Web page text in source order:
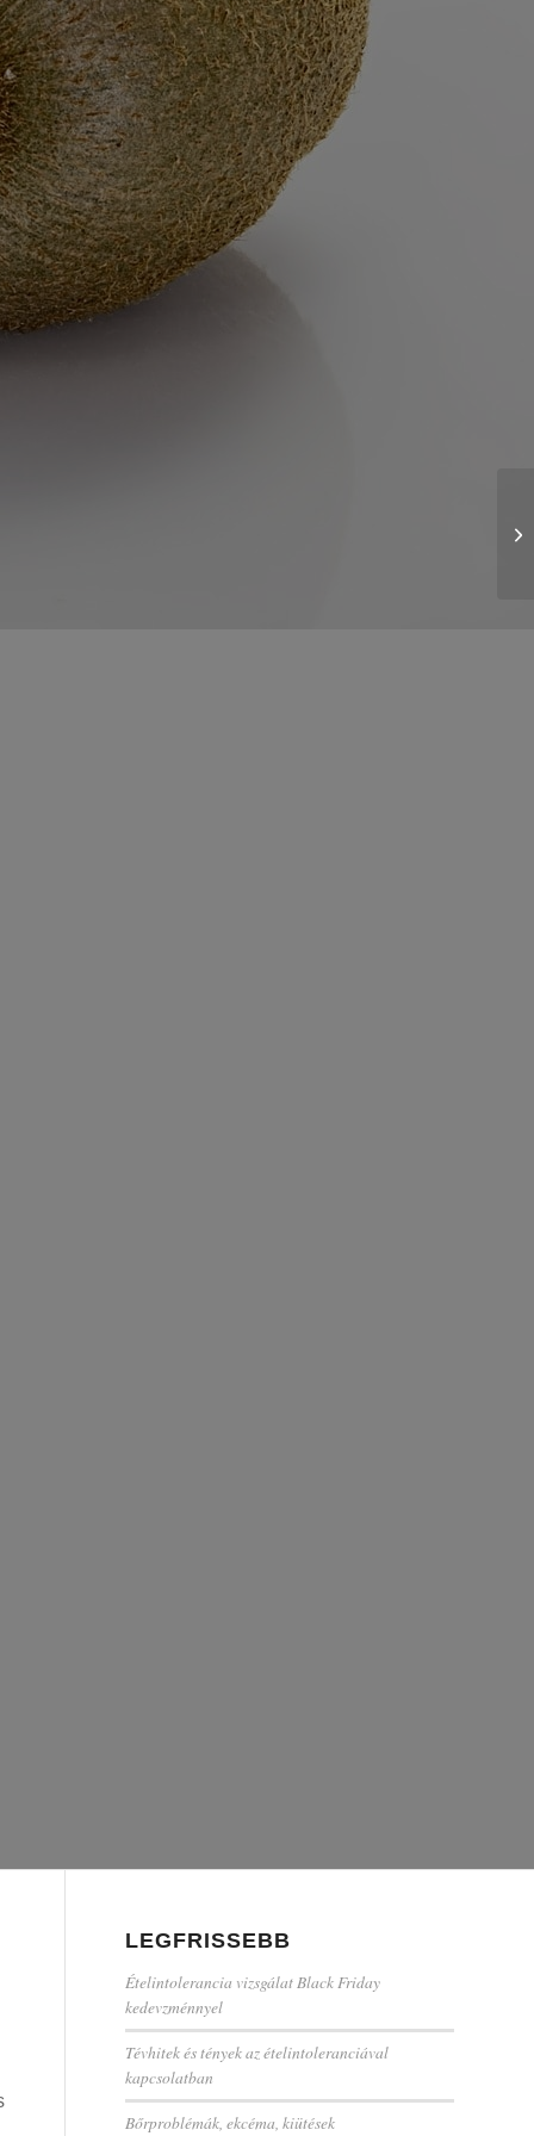
LEGFRISSEBB
Ételintolerancia vizsgálat Black Friday
kedevzménnyel
Tévhitek és tények az ételintoleranciával
kapcsolatban
Bőrproblémák, ekcéma, kiütések